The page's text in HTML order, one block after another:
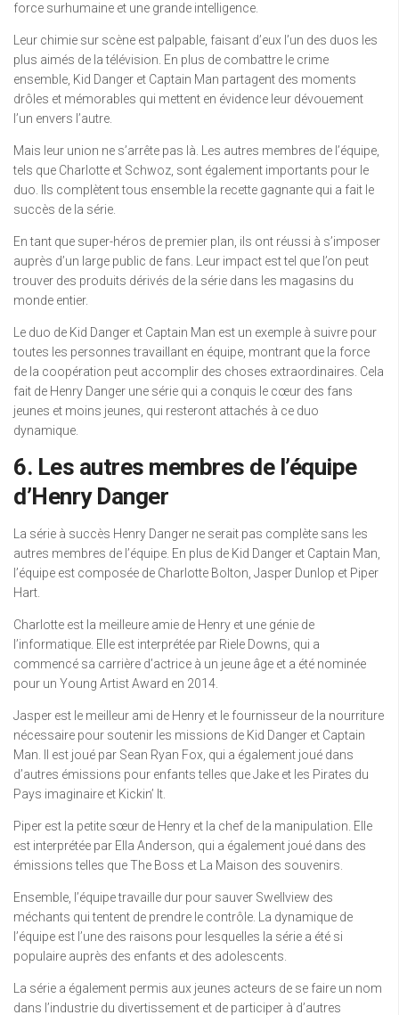
force surhumaine et une grande intelligence.
Leur chimie sur scène est palpable, faisant d’eux l’un des duos les
plus aimés de la télévision. En plus de combattre le crime
ensemble, Kid Danger et Captain Man partagent des moments
drôles et mémorables qui mettent en évidence leur dévouement
l’un envers l’autre.
Mais leur union ne s’arrête pas là. Les autres membres de l’équipe,
tels que Charlotte et Schwoz, sont également importants pour le
duo. Ils complètent tous ensemble la recette gagnante qui a fait le
succès de la série.
En tant que super-héros de premier plan, ils ont réussi à s’imposer
auprès d’un large public de fans. Leur impact est tel que l’on peut
trouver des produits dérivés de la série dans les magasins du
monde entier.
Le duo de Kid Danger et Captain Man est un exemple à suivre pour
toutes les personnes travaillant en équipe, montrant que la force
de la coopération peut accomplir des choses extraordinaires. Cela
fait de Henry Danger une série qui a conquis le cœur des fans
jeunes et moins jeunes, qui resteront attachés à ce duo
dynamique.
6. Les autres membres de l’équipe
d’Henry Danger
La série à succès Henry Danger ne serait pas complète sans les
autres membres de l’équipe. En plus de Kid Danger et Captain Man,
l’équipe est composée de Charlotte Bolton, Jasper Dunlop et Piper
Hart.
Charlotte est la meilleure amie de Henry et une génie de
l’informatique. Elle est interprétée par Riele Downs, qui a
commencé sa carrière d’actrice à un jeune âge et a été nominée
pour un Young Artist Award en 2014.
Jasper est le meilleur ami de Henry et le fournisseur de la nourriture
nécessaire pour soutenir les missions de Kid Danger et Captain
Man. Il est joué par Sean Ryan Fox, qui a également joué dans
d’autres émissions pour enfants telles que Jake et les Pirates du
Pays imaginaire et Kickin’ It.
Piper est la petite sœur de Henry et la chef de la manipulation. Elle
est interprétée par Ella Anderson, qui a également joué dans des
émissions telles que The Boss et La Maison des souvenirs.
Ensemble, l’équipe travaille dur pour sauver Swellview des
méchants qui tentent de prendre le contrôle. La dynamique de
l’équipe est l’une des raisons pour lesquelles la série a été si
populaire auprès des enfants et des adolescents.
La série a également permis aux jeunes acteurs de se faire un nom
dans l’industrie du divertissement et de participer à d’autres